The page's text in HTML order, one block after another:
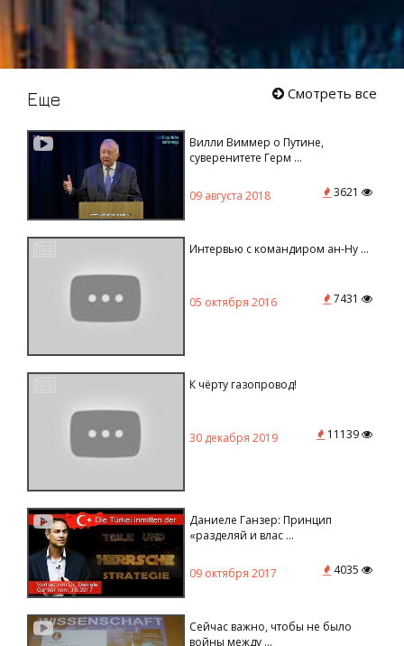
Еще Смотреть все
Вилли Виммер о Путине,
суверенитете Герм ...
09 августа 2018 3621
Интервью с командиром ан-Ну ...
05 октября 2016 7431
К чёрту газопровод!
30 декабря 2019 11139
Даниеле Ганзер: Принцип
«разделяй и влас ...
09 октября 2017 4035
Сейчас важно, чтобы не было
войны между ...